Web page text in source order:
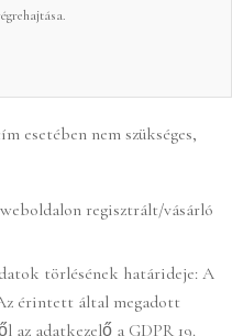
esetében nem szükséges,
regisztrált/vásárló
törlésének határideje: A
érintett által megadott
az adatkezelő a GDPR 19.